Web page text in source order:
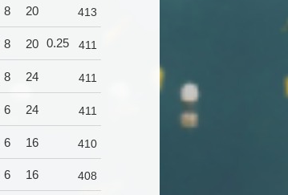
8 20 413
8 20 0.25 411
8 24 411
6 24 411
6 16 410
6 16 408